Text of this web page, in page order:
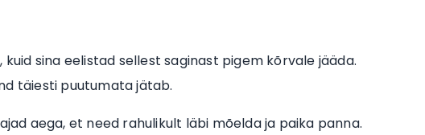
sina eelistad sellest saginast pigem kõrvale jääda.
täiesti puutumata jätab.
aega, et need rahulikult läbi mõelda ja paika panna.